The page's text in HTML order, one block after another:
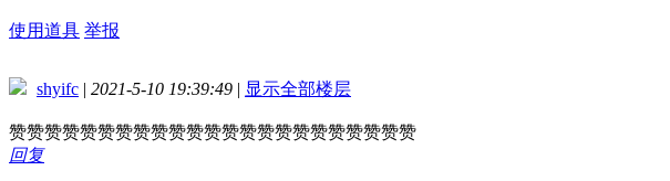
使用道具 举报
shyifc | 2021-5-10 19:39:49 | 显示全部楼层
赞赞赞赞赞赞赞赞赞赞赞赞赞赞赞赞赞赞赞赞赞赞赞
回复